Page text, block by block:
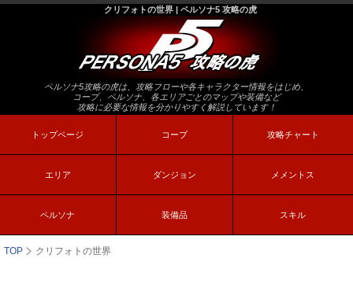
クリフォトの世界 | ペルソナ5 攻略の虎
ペルソナ5攻略の虎は、攻略フローや各キャラクター情報をはじめ、
コープ、ペルソナ、各エリアごとのマップや装備など
攻略に必要な情報を分かりやすく解説しています！
トップページ コープ 攻略チャート
エリア ダンジョン メメントス
ペルソナ 装備品 スキル
TOP クリフォトの世界